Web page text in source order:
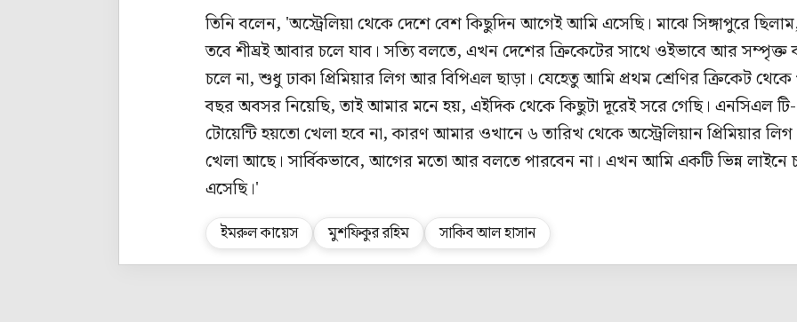
তিনি বলেন, 'অস্ট্রেলিয়া থেকে দেশে বেশ কিছুদিন আগেই আমি এসেছি। মাঝে সিঙ্গাপুরে
তবে শীঘ্রই আবার চলে যাব। সত্যি বলতে, এখন দেশের ক্রিকেটের সাথে ওইভাবে আর সম্পৃক্ত
চলে না, শুধু ঢাকা প্রিমিয়ার লিগ আর বিপিএল ছাড়া। যেহেতু আমি প্রথম শ্রেণির ক্রিকেট
বছর অবসর নিয়েছি, তাই আমার মনে হয়, এইদিক থেকে কিছুটা দূরেই সরে গেছি। এনসিএল টি-
টোয়েন্টি হয়তো খেলা হবে না, কারণ আমার ওখানে ৬ তারিখ থেকে অস্ট্রেলিয়ান প্রিমিয়ার লিগ
খেলা আছে। সার্বিকভাবে, আগের মতো আর বলতে পারবেন না। এখন আমি একটি ভিন্ন লাইনে
এসেছি।'
ইমরুল কায়েস মুশফিকুর রহিম সাকিব আল হাসান